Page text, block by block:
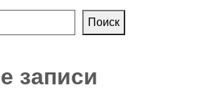
Поиск
записи